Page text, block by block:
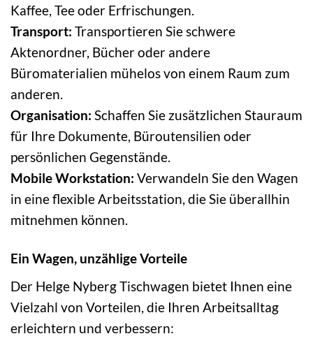
Kaffee, Tee oder Erfrischungen.
Transport: Transportieren Sie schwere
Aktenordner, Bücher oder andere
Büromaterialien mühelos von einem Raum zum
anderen.
Organisation: Schaffen Sie zusätzlichen Stauraum
für Ihre Dokumente, Büroutensilien oder
persönlichen Gegenstände.
Mobile Workstation: Verwandeln Sie den Wagen
in eine flexible Arbeitsstation, die Sie überallhin
mitnehmen können.
Ein Wagen, unzählige Vorteile
Der Helge Nyberg Tischwagen bietet Ihnen eine
Vielzahl von Vorteilen, die Ihren Arbeitsalltag
erleichtern und verbessern: